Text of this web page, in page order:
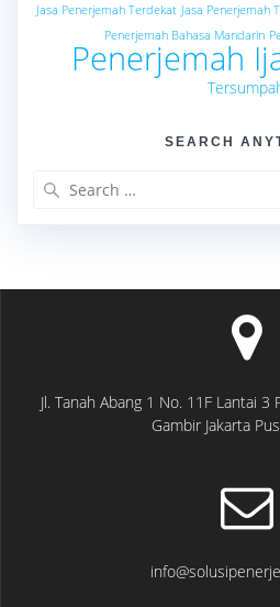
Jasa Penerjemah Terdekat Jasa Penerjemah
Penerjemah Bahasa Mandarin
Penerjemah
SEARCH
Jl. Tanah Abang 1 No. 11F Lantai
Gambir Jakarta